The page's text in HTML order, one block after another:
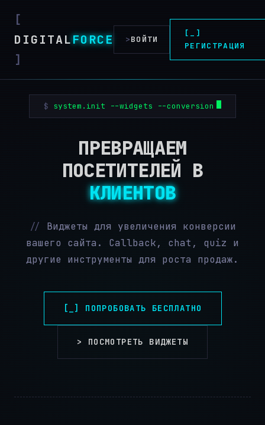
DIGITALFORCE >ВОЙТИ
[_]
РЕГИСТРАЦИЯ
system.init --widgets --conversion
ПРЕВРАЩАЕМ
ПОСЕТИТЕЛЕЙ В
КЛИЕНТОВ
Виджеты для увеличения конверсии
вашего сайта. Callback, chat, quiz и
другие инструменты для роста продаж.
[_] ПОПРОБОВАТЬ БЕСПЛАТНО
> ПОСМОТРЕТЬ ВИДЖЕТЫ